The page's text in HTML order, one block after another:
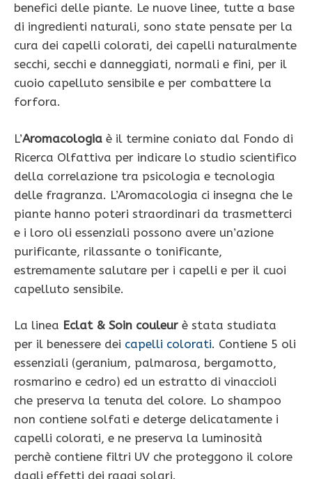
benefici delle piante. Le nuove linee, tutte a base
di ingredienti naturali, sono state pensate per la
cura dei capelli colorati, dei capelli naturalmente
secchi, secchi e danneggiati, normali e fini, per il
cuoio capelluto sensibile e per combattere la
forfora.
L’Aromacologia è il termine coniato dal Fondo di
Ricerca Olfattiva per indicare lo studio scientifico
della correlazione tra psicologia e tecnologia
delle fragranza. L’Aromacologia ci insegna che le
piante hanno poteri straordinari da trasmetterci
e i loro oli essenziali possono avere un’azione
purificante, rilassante o tonificante,
estremamente salutare per i capelli e per il cuoi
capelluto sensibile.
La linea Eclat & Soin couleur è stata studiata
per il benessere dei capelli colorati. Contiene 5 oli
essenziali (geranium, palmarosa, bergamotto,
rosmarino e cedro) ed un estratto di vinaccioli
che preserva la tenuta del colore. Lo shampoo
non contiene solfati e deterge delicatamente i
capelli colorati, e ne preserva la luminosità
perchè contiene filtri UV che proteggono il colore
dagli effetti dei raggi solari.